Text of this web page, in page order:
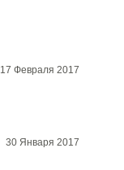
17 Февраля 2017
30 Января 2017